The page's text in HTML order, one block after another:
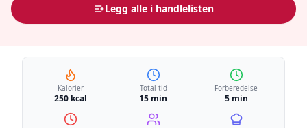
Legg alle i handlelisten
Kalorier
250 kcal
Total tid
15 min
Forberedelse
5 min